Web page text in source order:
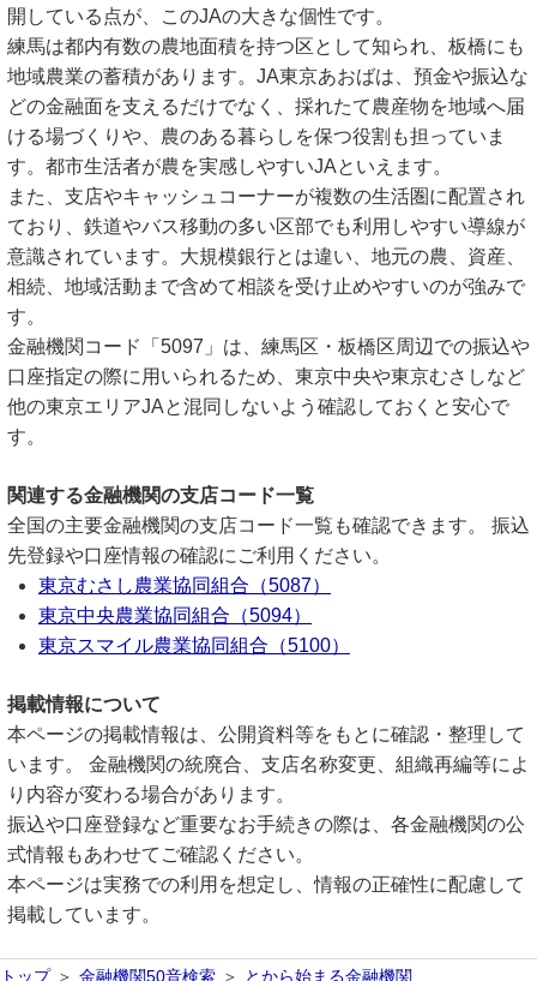
開している点が、このJAの大きな個性です。
練馬は都内有数の農地面積を持つ区として知られ、板橋にも
地域農業の蓄積があります。JA東京あおばは、預金や振込な
どの金融面を支えるだけでなく、採れたて農産物を地域へ届
ける場づくりや、農のある暮らしを保つ役割も担っていま
す。都市生活者が農を実感しやすいJAといえます。
また、支店やキャッシュコーナーが複数の生活圏に配置され
ており、鉄道やバス移動の多い区部でも利用しやすい導線が
意識されています。大規模銀行とは違い、地元の農、資産、
相続、地域活動まで含めて相談を受け止めやすいのが強みで
す。
金融機関コード「5097」は、練馬区・板橋区周辺での振込や
口座指定の際に用いられるため、東京中央や東京むさしなど
他の東京エリアJAと混同しないよう確認しておくと安心で
す。
関連する金融機関の支店コード一覧
全国の主要金融機関の支店コード一覧も確認できます。 振込
先登録や口座情報の確認にご利用ください。
東京むさし農業協同組合（5087）
東京中央農業協同組合（5094）
東京スマイル農業協同組合（5100）
掲載情報について
本ページの掲載情報は、公開資料等をもとに確認・整理して
います。 金融機関の統廃合、支店名称変更、組織再編等によ
り内容が変わる場合があります。
振込や口座登録など重要なお手続きの際は、各金融機関の公
式情報もあわせてご確認ください。
本ページは実務での利用を想定し、情報の正確性に配慮して
掲載しています。
トップ 金融機関50音検索 とから始まる金融機関